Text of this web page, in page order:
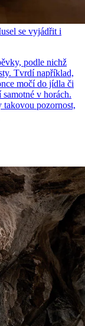
se vyjádřit i
podle nichž
Tvrdí například,
močí do jídla či
v horách.
takovou pozornost,